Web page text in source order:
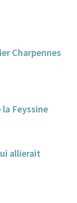
Charpennes
la Feyssine
allierait